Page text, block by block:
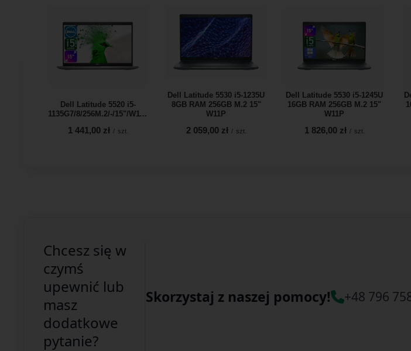
Dell Latitude 5520 i5-
1135G7/8/256M.2/-/15"/W11H
1 441,00 zł / szt.
Dell Latitude 5530 i5-1235U
8GB RAM 256GB M.2 15"
W11P
2 059,00 zł / szt.
Dell Latitude 5530 i5-1245U
16GB RAM 256GB M.2 15"
W11P
1 826,00 zł / szt.
Chcesz się w
czymś
upewnić lub
masz
dodatkowe
pytanie?
Skorzystaj z naszej pomocy! +48 796